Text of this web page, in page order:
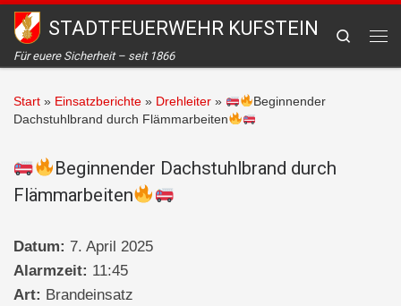
Zum Inhalt springen
STADTFEUERWEHR KUFSTEIN
Für euere Sicherheit – seit 1866
Search
Start » Einsatzberichte » Drehleiter »
Beginnender
Dachstuhlbrand durch Flämmarbeiten
Beginnender Dachstuhlbrand durch
Flämmarbeiten
Datum: 7. April 2025
Alarmzeit: 11:45
Art: Brandeinsatz